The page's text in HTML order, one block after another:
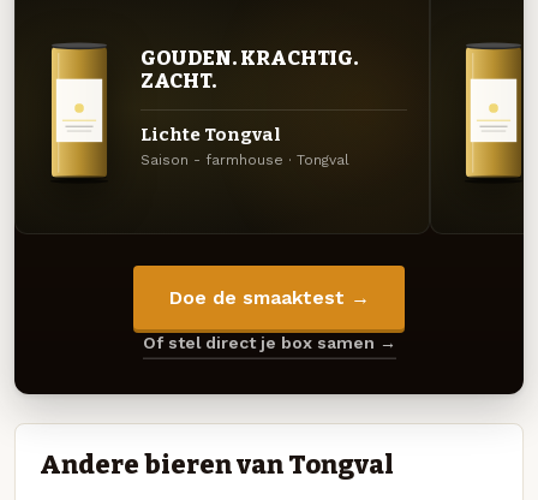
GOUDEN. KRACHTIG.
ZACHT.
Lichte Tongval
Saison - farmhouse · Tongval
Doe de smaaktest →
Of stel direct je box samen →
Andere bieren van Tongval